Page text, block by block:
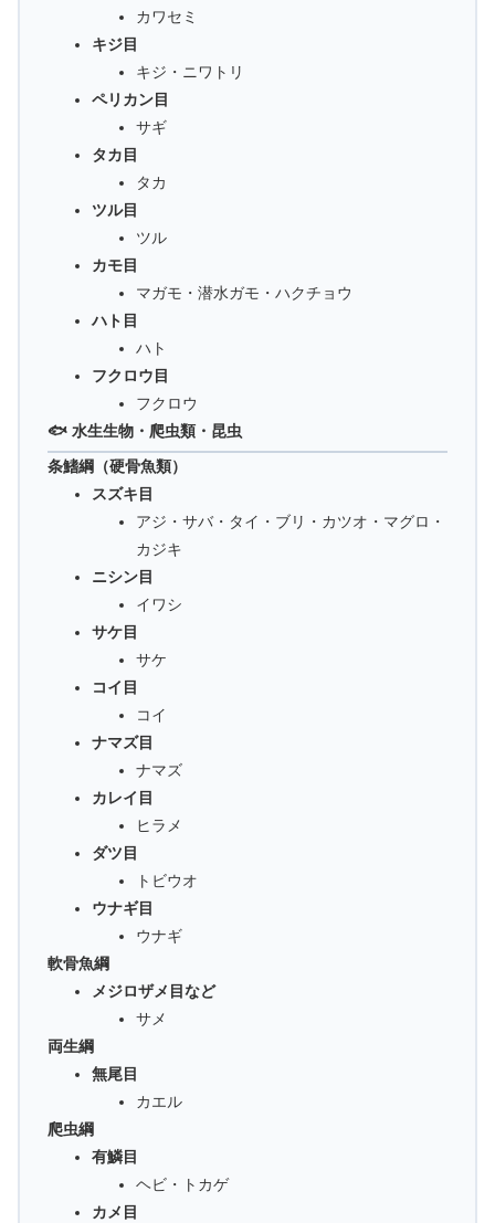
カワセミ
キジ目
キジ・ニワトリ
ペリカン目
サギ
タカ目
タカ
ツル目
ツル
カモ目
マガモ・潜水ガモ・ハクチョウ
ハト目
ハト
フクロウ目
フクロウ
🐟 水生生物・爬虫類・昆虫
条鰭綱（硬骨魚類）
スズキ目
アジ・サバ・タイ・ブリ・カツオ・マグロ・
カジキ
ニシン目
イワシ
サケ目
サケ
コイ目
コイ
ナマズ目
ナマズ
カレイ目
ヒラメ
ダツ目
トビウオ
ウナギ目
ウナギ
軟骨魚綱
メジロザメ目など
サメ
両生綱
無尾目
カエル
爬虫綱
有鱗目
ヘビ・トカゲ
カメ目